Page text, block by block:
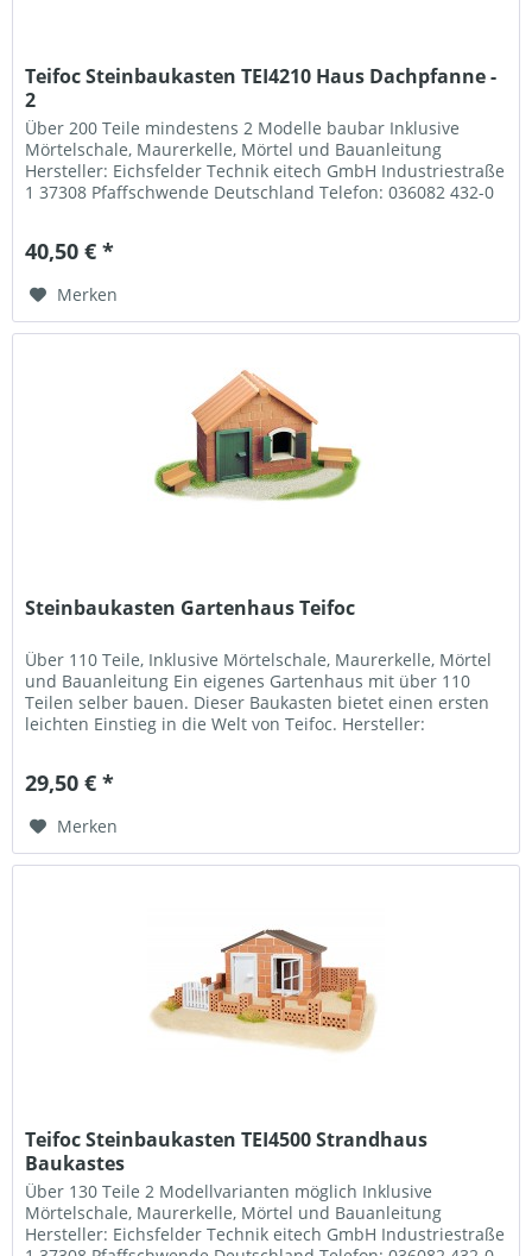
Teifoc Steinbaukasten TEI4210 Haus Dachpfanne -
2
Über 200 Teile mindestens 2 Modelle baubar Inklusive
Mörtelschale, Maurerkelle, Mörtel und Bauanleitung
Hersteller: Eichsfelder Technik eitech GmbH Industriestraße
1 37308 Pfaffschwende Deutschland Telefon: 036082 432-0
40,50 € *
Merken
Steinbaukasten Gartenhaus Teifoc
Über 110 Teile, Inklusive Mörtelschale, Maurerkelle, Mörtel
und Bauanleitung Ein eigenes Gartenhaus mit über 110
Teilen selber bauen. Dieser Baukasten bietet einen ersten
leichten Einstieg in die Welt von Teifoc. Hersteller:
29,50 € *
Merken
Teifoc Steinbaukasten TEI4500 Strandhaus
Baukastes
Über 130 Teile 2 Modellvarianten möglich Inklusive
Mörtelschale, Maurerkelle, Mörtel und Bauanleitung
Hersteller: Eichsfelder Technik eitech GmbH Industriestraße